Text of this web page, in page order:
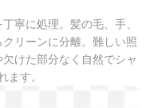
寧に処理。髪の毛、手、
リーンに分離。難しい照
けた部分なく自然でシャ
ます。